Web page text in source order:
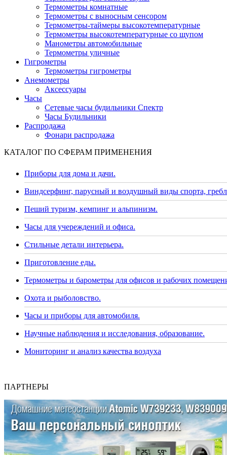
Термометры комнатные
Термометры с выносным сенсором
Термометры-таймеры высокотемпературные
Термометры высокотемпературные со щупом
Манометры автомобильные
Термометры уличные
Гигрометры
Термометры гигрометры
Анемометры
Аксессуары
Часы
Сетевые часы будильники Спектр
Часы Будильники
Распродажа
Фонари распродажа
КАТАЛОГ ПО СФЕРАМ ПРИМЕНЕНИЯ
Приборы для дома и дачи.
Виндсерфинг, парусный и воздушный виды спорта,
Пеший туризм, кемпинг и альпинизм.
Часы для учереждений и офиса.
Стильные детали интерьера.
Приготовление еды.
Термометры и барометры для офисов и рабочих
Охота и рыболовство.
Часы и приборы для автомобиля.
Научные наблюдения и исследования, образование.
Мониторинг и анализ качества воздуха
ПАРТНЕРЫ